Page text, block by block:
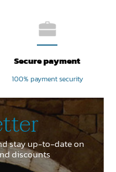
Secure payment
100% payment security
stay up-to-date on
discounts